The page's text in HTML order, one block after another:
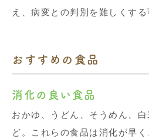
え、病変との判別を難しくする
おすすめの食品
消化の良い食品
おかゆ、うどん、そうめん、
ど。これらの食品は消化が早